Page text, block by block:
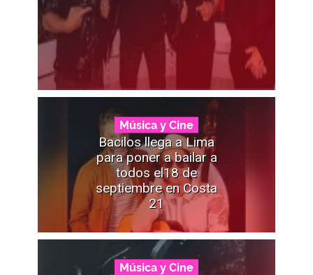
Música y Cine
Bacilos llega a Lima
para poner a bailar a
todos el18 de
septiembre en Costa
21
Música y Cine